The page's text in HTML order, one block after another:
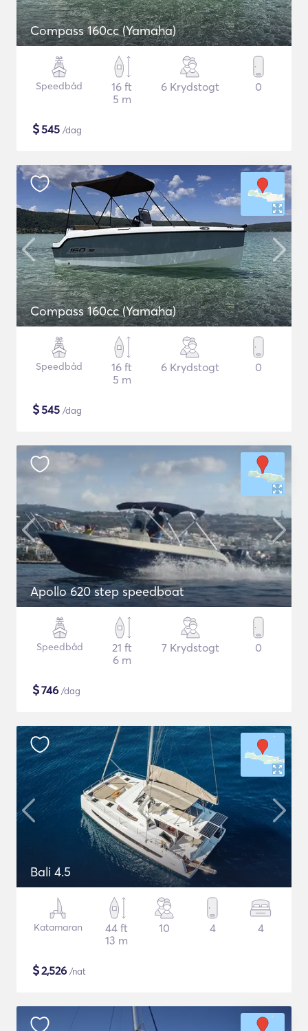
Compass 160cc (Yamaha)
Speedbåd
16 ft
5 m
6 Krydstogt 0
$545 /dag
Compass 160cc (Yamaha)
Speedbåd
16 ft
5 m
6 Krydstogt 0
$545 /dag
Apollo 620 step speedboat
Speedbåd
21 ft
6 m
7 Krydstogt 0
$746 /dag
Bali 4.5
Katamaran
44 ft
13 m
10 4 4
$2,526 /nat